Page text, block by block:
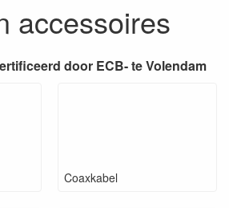
accessoires
door ECB- te Volendam
Coaxkabel